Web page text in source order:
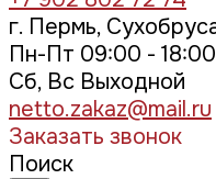
г. Пермь,
Пн-Пт 09:00 - 18:00
Сб, Вс Выходной
netto.zakaz@mail.ru
Заказать звонок
Поиск